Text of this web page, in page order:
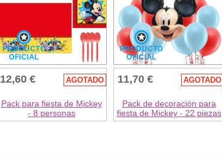
PRODUCTO
OFICIAL
12,60 € AGOTADO
Pack para fiesta de Mickey
- 8 personas
PRODUCTO
OFICIAL
11,70 € AGOTADO
Pack de decoración para
fiesta de Mickey - 22 piezas